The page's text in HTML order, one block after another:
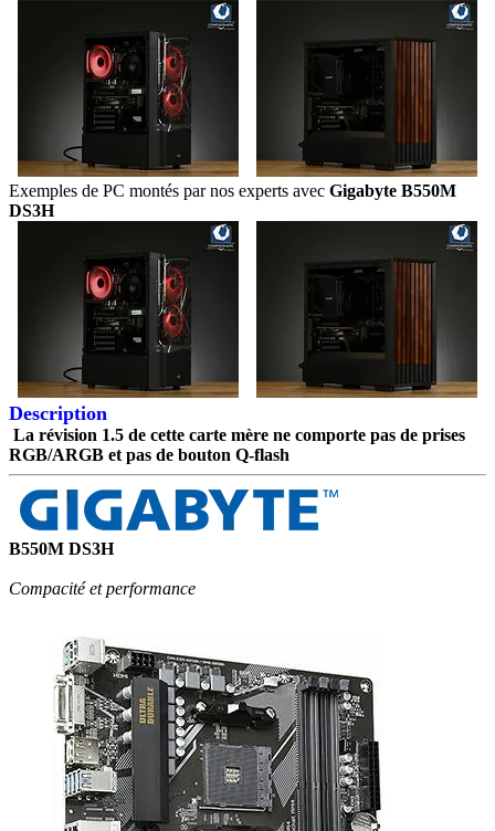
Exemples de PC montés par nos experts avec Gigabyte B550M
DS3H
Description
La révision 1.5 de cette carte mère ne comporte pas de prises
RGB/ARGB et pas de bouton Q-flash
B550M DS3H
Compacité et performance